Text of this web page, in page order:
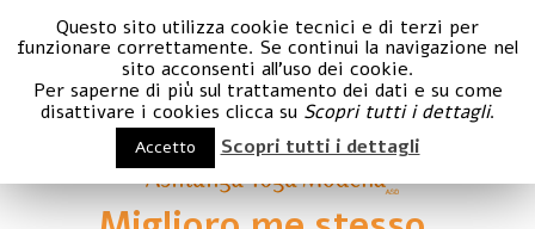
Questo sito utilizza cookie tecnici e di terzi per
funzionare correttamente. Se continui la navigazione nel
sito acconsenti all'uso dei cookie.
Per saperne di più sul trattamento dei dati e su come
disattivare i cookies clicca su Scopri tutti i dettagli.
Accetto Scopri tutti i dettagli